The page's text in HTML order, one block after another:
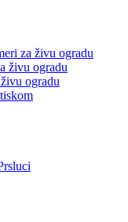
za živu ogradu
živu ogradu
ogradu